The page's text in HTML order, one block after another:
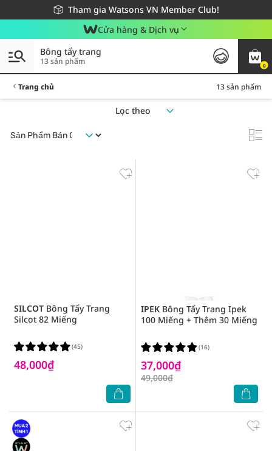
Tham gia Watsons VN Member Club!
Miễn phí giao hàng cho đơn hàng từ 249,000Đ
Giao hàng nhanh 24h - Áp dụng khu vực TP. Hồ Chí Minh
Cửa hàng & Dịch vụ
0
Bông tẩy trang
13 sản phẩm
Trang chủ 13 sản phẩm
Lọc theo
SILCOT Bông Tẩy Trang
Silcot 82 Miếng
48,000₫
(45)
IPEK Bông Tẩy Trang Ipek
100 Miếng + Thêm 30 Miếng
37,000₫
49,000₫
(16)